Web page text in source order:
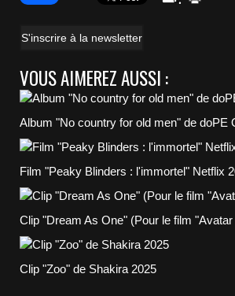
S'inscrire à la newsletter
VOUS AIMEREZ AUSSI :
Album "No country for old men" de doPE
Film "Peaky Blinders : l'immortel" Netflix
Clip "Dream As One" (Pour le film
Clip "Zoo" de Shakira 2025